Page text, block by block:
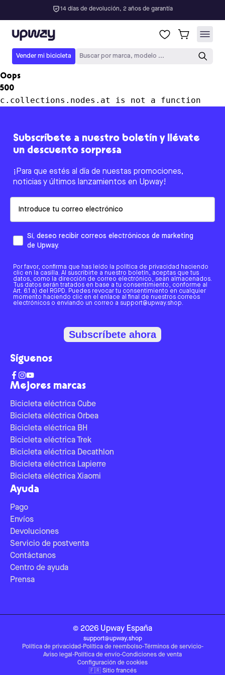
14 días de devolución, 2 años de garantía
Upway
Vender mi bicicleta Buscar por marca, modelo ...
Oops
500
c.collections.nodes.at is not a function
Mejores marcas
Bicicleta eléctrica Cube
Bicicleta eléctrica Orbea
Bicicleta eléctrica BH
Bicicleta eléctrica Trek
Bicicleta eléctrica Decathlon
Bicicleta eléctrica Lapierre
Bicicleta eléctrica Xiaomi
Ayuda
Pago
Envíos
Devoluciones
Servicio de postventa
Contáctanos
Centro de ayuda
Prensa
Subscríbete a nuestro boletín y llévate
un descuento sorpresa
¡Para que estés al día de nuestas promociones,
noticias y últimos lanzamientos en Upway!
Sí, deseo recibir correos electrónicos de marketing
de Upway.
Por favor, confirma que has leído la política de privacidad haciendo
clic en la casilla. Al suscribirte a nuestro boletín, aceptas que tus
datos, como la dirección de correo electrónico, sean almacenados.
Tus datos serán tratados en base a tu consentimiento, conforme al
Art. 6.1 a) del RGPD. Puedes revocar tu consentimiento en cualquier
momento haciendo clic en el enlace al final de nuestros correos
electrónicos o enviando un correo a support@upway.shop.
Subscríbete ahora
Síguenos
© 2026 Upway España
support@upway.shop
Política de privacidad-Política de reembolso-Términos de servicio-
Aviso legal -Política de envío-Condiciones de venta
Configuración de cookies
🇫🇷 Sitio francés